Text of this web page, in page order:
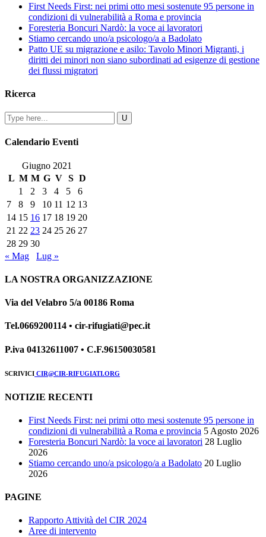
First Needs First: nei primi otto mesi sostenute 95 persone in
condizioni di vulnerabilità a Roma e provincia
Foresteria Boncuri Nardò: la voce ai lavoratori
Stiamo cercando uno/a psicologo/a a Badolato
Patto UE su migrazione e asilo: Tavolo Minori Migranti, i
diritti dei minori non siano subordinati ad esigenze di gestione
dei flussi migratori
Ricerca
Calendario Eventi
Giugno 2021
L M M G V S D
1
2 3 4 5
6
7
8 9 10 11 12 13
14 15 16 17 18 19 20
21 22 23 24 25 26 27
28 29 30
« Mag
Lug »
LA NOSTRA ORGANIZZAZIONE
Via del Velabro 5/a 00186 Roma
Tel.0669200114 • cir-rifugiati@pec.it
P.iva 04132611007 • C.F.96150030581
SCRIVICI CIR@CIR-RIFUGIATI.ORG
NOTIZIE RECENTI
First Needs First: nei primi otto mesi sostenute 95 persone in
condizioni di vulnerabilità a Roma e provincia 5 Agosto 2026
Foresteria Boncuri Nardò: la voce ai lavoratori 28 Luglio
2026
Stiamo cercando uno/a psicologo/a a Badolato 20 Luglio
2026
PAGINE
Rapporto Attività del CIR 2024
Aree di intervento